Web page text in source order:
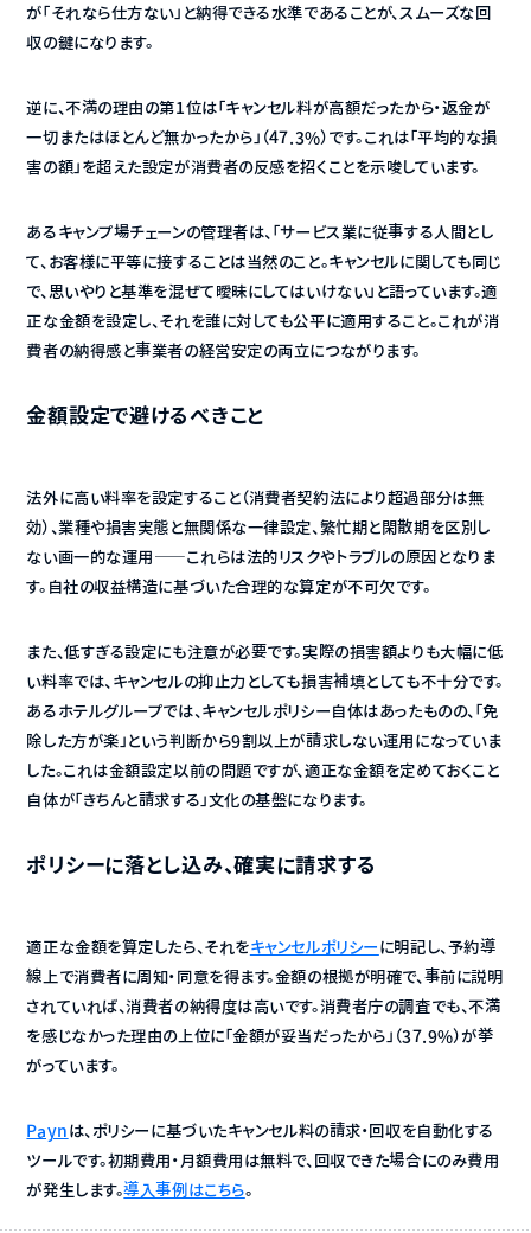
が「それなら仕方ない」と納得できる水準であることが、スムーズな回
収の鍵になります。
逆に、不満の理由の第1位は「キャンセル料が高額だったから・返金が
一切またはほとんど無かったから」（47.3%）です。これは「平均的な損
害の額」を超えた設定が消費者の反感を招くことを示唆しています。
あるキャンプ場チェーンの管理者は、「サービス業に従事する人間とし
て、お客様に平等に接することは当然のこと。キャンセルに関しても同じ
で、思いやりと基準を混ぜて曖昧にしてはいけない」と語っています。適
正な金額を設定し、それを誰に対しても公平に適用すること。これが消
費者の納得感と事業者の経営安定の両立につながります。
金額設定で避けるべきこと
法外に高い料率を設定すること（消費者契約法により超過部分は無
効）、業種や損害実態と無関係な一律設定、繁忙期と閑散期を区別し
ない画一的な運用——これらは法的リスクやトラブルの原因となりま
す。自社の収益構造に基づいた合理的な算定が不可欠です。
また、低すぎる設定にも注意が必要です。実際の損害額よりも大幅に低
い料率では、キャンセルの抑止力としても損害補填としても不十分です。
あるホテルグループでは、キャンセルポリシー自体はあったものの、「免
除した方が楽」という判断から9割以上が請求しない運用になっていま
した。これは金額設定以前の問題ですが、適正な金額を定めておくこと
自体が「きちんと請求する」文化の基盤になります。
ポリシーに落とし込み、確実に請求する
適正な金額を算定したら、それをキャンセルポリシー に明記し、予約導
線上で消費者に周知・同意を得ます。金額の根拠が明確で、事前に説明
されていれば、消費者の納得度は高いです。消費者庁の調査でも、不満
を感じなかった理由の上位に「金額が妥当だったから」（37.9%）が挙
がっています。
Payn は、ポリシーに基づいたキャンセル料の請求・回収を自動化する
ツールです。初期費用・月額費用は無料で、回収できた場合にのみ費用
が発生します。導入事例はこちら。